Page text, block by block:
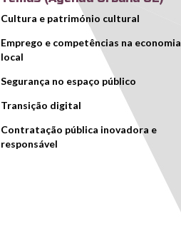
Cultura e património cultural
Emprego e competências na economia
local
Segurança no espaço público
Transição digital
Contratação pública inovadora e
responsável